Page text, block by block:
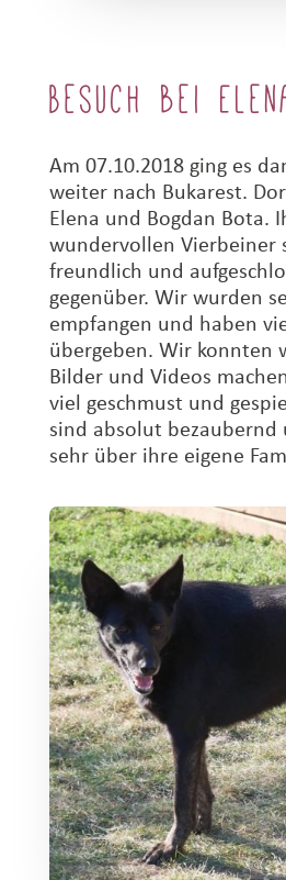
Besuch bei
Am 07.10.2018 ging es
weiter nach Bukarest.
Elena und Bogdan Bota.
wundervollen Vierbeiner
freundlich und
gegenüber. Wir wurden
empfangen und haben
übergeben. Wir konnten
Bilder und Videos
viel geschmust und
sind absolut bezaubernd
sehr über ihre eigene